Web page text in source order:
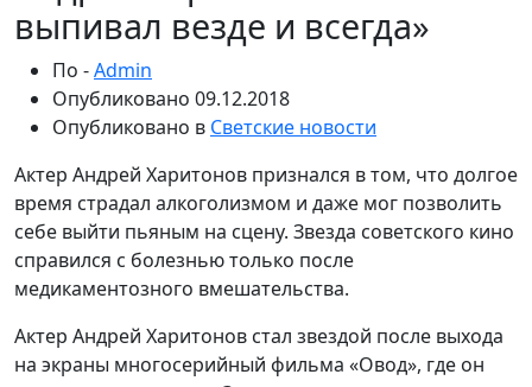
выпивал везде и всегда»
По -Admin
Опубликовано 09.12.2018
Опубликовано в Светские новости
Актер Андрей Харитонов признался в том, что долгое
время страдал алкоголизмом и даже мог позволить
себе выйти пьяным на сцену. Звезда советского кино
справился с болезнью только после
медикаментозного вмешательства.
Актер Андрей Харитонов стал звездой после выхода
на экраны многосерийный фильма «Овод», где он